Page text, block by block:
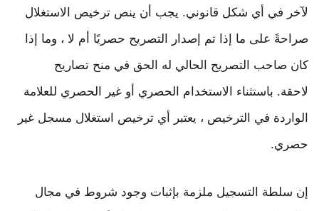
لآخر في أي شكل قانوني. يجب أن ينص ترخيص الاستغلال
صراحةً على ما إذا تم إصدار التصريح حصريًا أم لا ، وما إذا
كان صاحب التصريح الحالي له الحق في منح تصاريح
لاحقة. باستثناء الاستخدام الحصري أو غير الحصري للعلامة
الواردة في الترخيص ، يعتبر أي ترخيص استغلال مسجل غير
حصري.
إن سلطة التسجيل ملزمة بإثبات وجود شروط في مجال